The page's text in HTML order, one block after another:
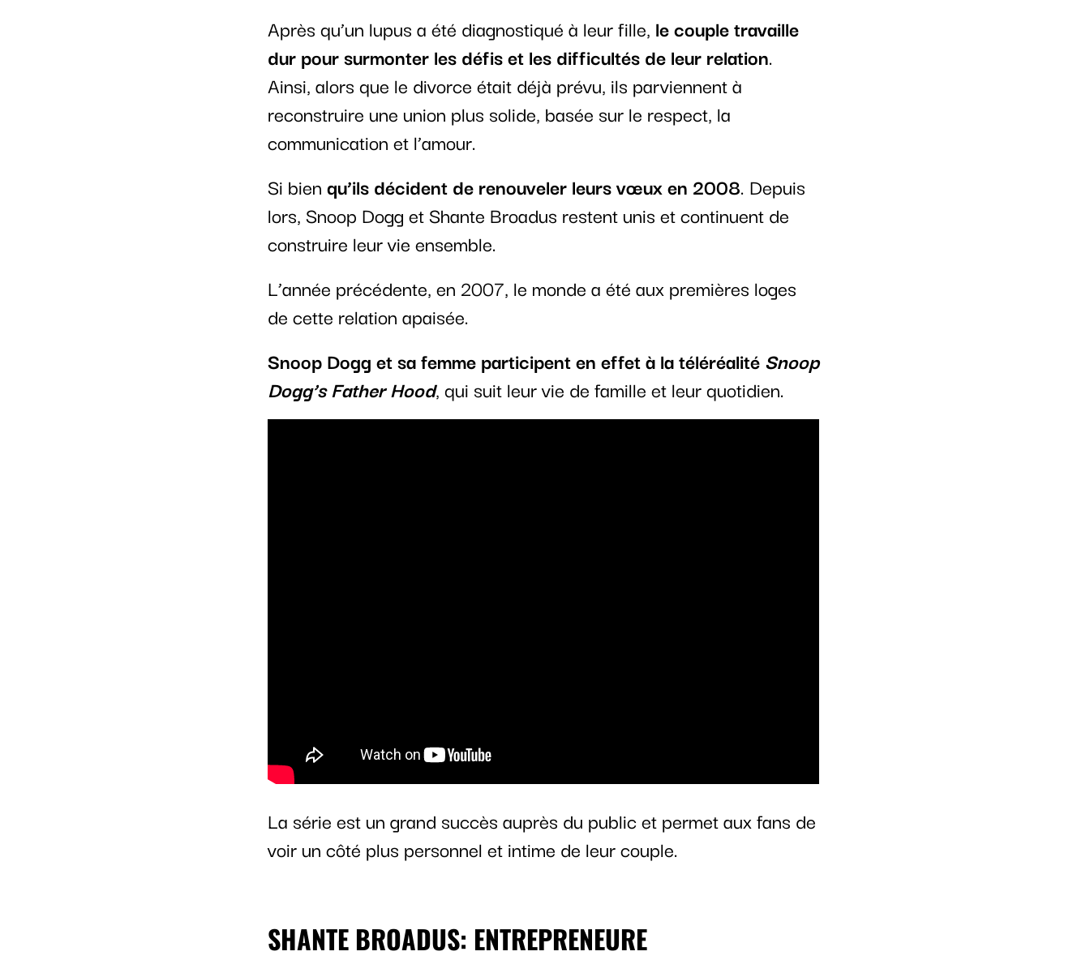
Après qu’un lupus a été diagnostiqué à leur fille, le couple travaille
dur pour surmonter les défis et les difficultés de leur relation.
Ainsi, alors que le divorce était déjà prévu, ils parviennent à
reconstruire une union plus solide, basée sur le respect, la
communication et l’amour.
Si bienqu’ils décident de renouveler leurs vœux en 2008. Depuis
lors, Snoop Dogg et Shante Broadus restent unis et continuent de
construire leur vie ensemble.
L’année précédente, en 2007, le monde a été aux premières loges
de cette relation apaisée.
Snoop Dogg et sa femme participent en effet à la téléréalitéSnoop
Dogg’s Father Hood, qui suit leur vie de famille et leur quotidien.
La série est un grand succès auprès du public et permet aux fans de
voir un côté plus personnel et intime de leur couple.
SHANTE BROADUS: ENTREPRENEURE